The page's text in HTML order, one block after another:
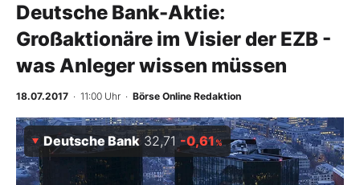
Finanz-Check
Abo & Shop
BO-Musterdepots
Experten
Deutsche Bank-Aktie:
Großaktionäre im Visier der EZB -
was Anleger wissen müssen
18.07.2017 · 11:00 Uhr · Börse Online Redaktion
Deutsche Bank 32,71 -0,61%